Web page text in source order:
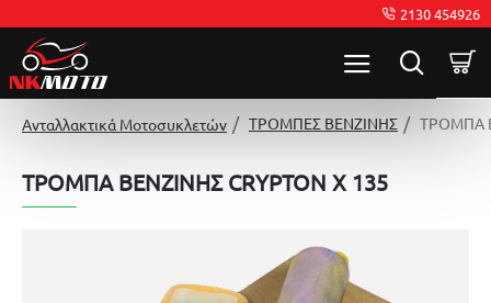
2130 454926
Ανταλλακτικά Μοτοσυκλετών ΤΡΟΜΠΕΣ ΒΕΝΖΙΝΗΣ ΤΡΟΜΠΑ
ΤΡΟΜΠΑ ΒΕΝΖΙΝΗΣ CRYPTON X 135